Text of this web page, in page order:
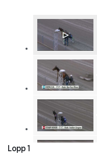
Lopp 1